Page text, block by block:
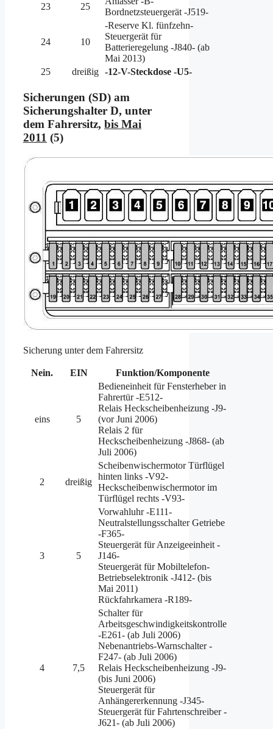
23
25
Bordnetzsteuergerät -J519-
24 10
-Reserve Kl. fünfzehn-
Steuergerät für
Batterieregelung -J840- (ab
Mai 2013)
25
dreißig -12-V-Steckdose -U5-
Sicherungen (SD) am
Sicherungshalter D, unter
dem Fahrersitz, bis Mai
2011 (5)
Sicherung unter dem Fahrersitz
Nein. EIN Funktion/Komponente
eins 5
Bedieneinheit für Fensterheber in
Fahrertür -E512-
Relais Heckscheibenheizung -J9-
(vor Juni 2006)
Relais 2 für
Heckscheibenheizung -J868- (ab
Juli 2006)
2 dreißig
Scheibenwischermotor Türflügel
hinten links -V92-
Heckscheibenwischermotor im
Türflügel rechts -V93-
3 5
Vorwahluhr -E111-
Neutralstellungsschalter Getriebe
-F365-
Steuergerät für Anzeigeeinheit -
J146-
Steuergerät für Mobiltelefon-
Betriebselektronik -J412- (bis
Mai 2011)
Rückfahrkamera -R189-
4 7,5
Schalter für
Arbeitsgeschwindigkeitskontrolle
-E261- (ab Juli 2006)
Nebenantriebs-Warnschalter -
F247- (ab Juli 2006)
Relais Heckscheibenheizung -J9-
(bis Juni 2006)
Steuergerät für
Anhängererkennung -J345-
Steuergerät für Fahrtenschreiber -
J621- (ab Juli 2006)